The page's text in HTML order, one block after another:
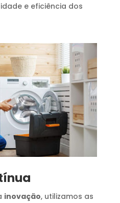
e eficiência dos
inovação, utilizamos as